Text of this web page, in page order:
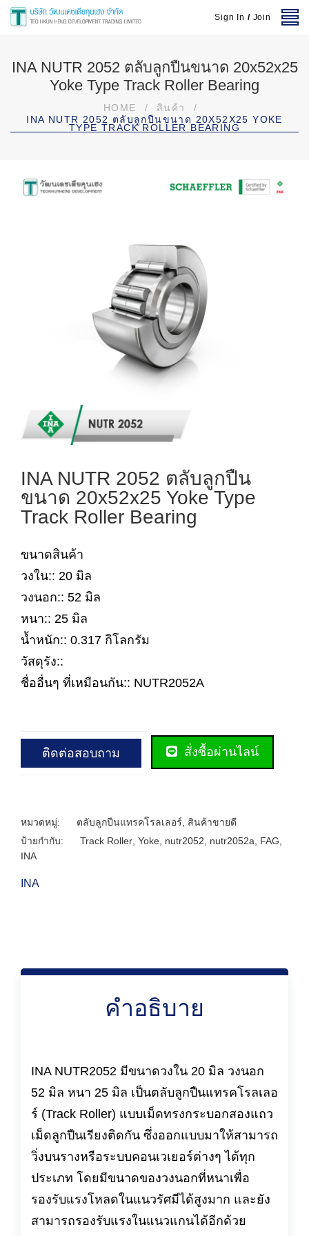
Sign In / Join
INA NUTR 2052 ตลับลูกปืนขนาด 20x52x25
Yoke Type Track Roller Bearing
HOME / สินค้า
/
INA NUTR 2052 ตลับลูกปืนขนาด 20X52X25 YOKE
TYPE TRACK ROLLER BEARING
INA NUTR 2052 ตลับลูกปืน
ขนาด 20x52x25 Yoke Type
Track Roller Bearing
ขนาดสินค้า
วงใน:: 20 มิล
วงนอก:: 52 มิล
หนา:: 25 มิล
น้ำหนัก:: 0.317 กิโลกรัม
วัสดุรัง::
ชื่ออื่นๆ ที่เหมือนกัน:: NUTR2052A
ติดต่อสอบถาม สั่งซื้อผ่านไลน์
หมวดหมู่: ตลับลูกปืนแทรคโรลเลอร์
สินค้าขายดี
ป้ายกำกับ:
Track Roller Yoke nutr2052 nutr2052a FAG
INA
INA
คำอธิบาย
INA NUTR2052 มีขนาดวงใน 20 มิล วงนอก
52 มิล หนา 25 มิล เป็นตลับลูกปืนแทรคโรลเลอ
ร์ (Track Roller) แบบเม็ดทรงกระบอกสองแถว
เม็ดลูกปืนเรียงติดกัน ซึ่งออกแบบมาให้สามารถ
วิ่งบนรางหรือระบบคอนเวเยอร์ต่างๆ ได้ทุก
ประเภท โดยมีขนาดของวงนอกที่หนาเพื่อ
รองรับแรงโหลดในแนวรัศมีได้สูงมาก และยัง
สามารถรองรับแรงในแนวแกนได้อีกด้วย